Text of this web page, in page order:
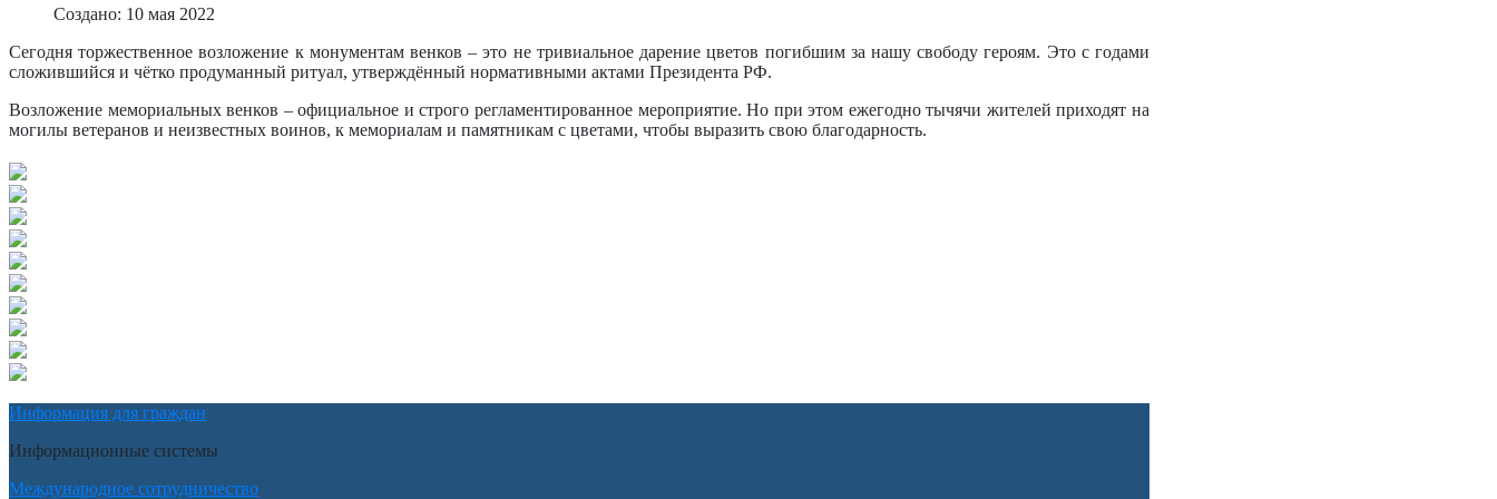
Создано: 10 мая 2022
Сегодня торжественное возложение к монументам венков – это не тривиальное дарение цветов погибшим за нашу свободу героям. Это с годами
сложившийся и чётко продуманный ритуал, утверждённый нормативными актами Президента РФ.
Возложение мемориальных венков – официальное и строго регламентированное мероприятие. Но при этом ежегодно тычячи жителей приходят на
могилы ветеранов и неизвестных воинов, к мемориалам и памятникам с цветами, чтобы выразить свою благодарность.
Информация для граждан
Информационные системы
Международное сотрудничество